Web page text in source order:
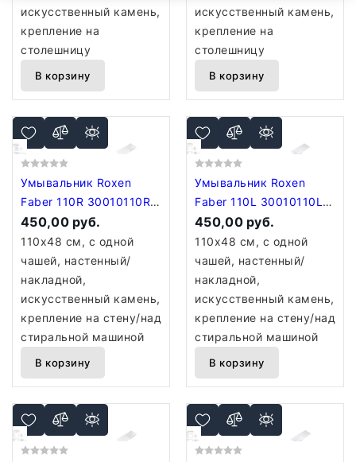
искусственный камень,
крепление на
столешницу
В корзину
искусственный камень,
крепление на
столешницу
В корзину
Умывальник Roxen
Faber 110R 30010110R-
W
450,00 руб.
110x48 см, с одной
чашей, настенный/
накладной,
искусственный камень,
крепление на стену/над
стиральной машиной
В корзину
Умывальник Roxen
Faber 110L 30010110L-
W
450,00 руб.
110x48 см, с одной
чашей, настенный/
накладной,
искусственный камень,
крепление на стену/над
стиральной машиной
В корзину